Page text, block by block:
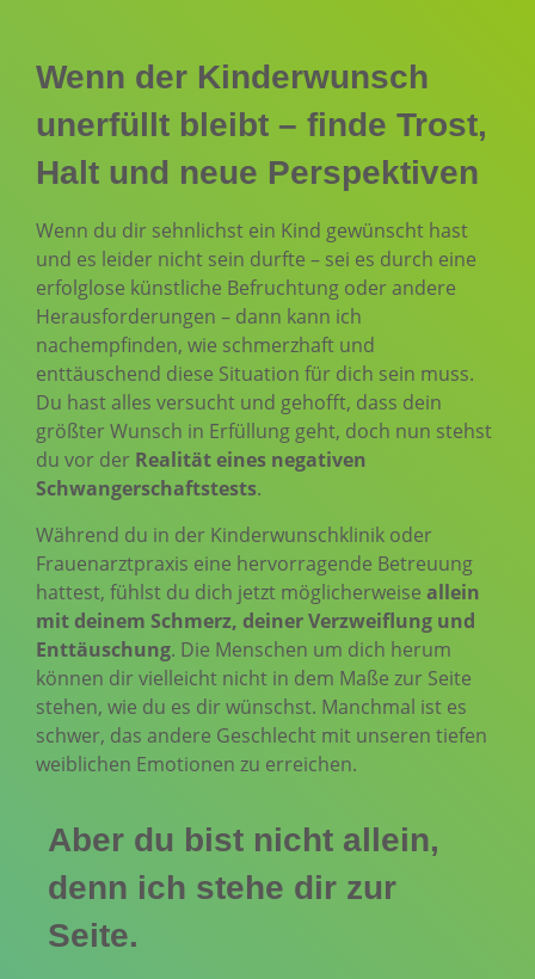
Wenn der Kinderwunsch
unerfüllt bleibt – finde Trost,
Halt und neue Perspektiven
Wenn du dir sehnlichst ein Kind gewünscht hast
und es leider nicht sein durfte – sei es durch eine
erfolglose künstliche Befruchtung oder andere
Herausforderungen – dann kann ich
nachempfinden, wie schmerzhaft und
enttäuschend diese Situation für dich sein muss.
Du hast alles versucht und gehofft, dass dein
größter Wunsch in Erfüllung geht, doch nun stehst
du vor der Realität eines negativen
Schwangerschaftstests.
Während du in der Kinderwunschklinik oder
Frauenarztpraxis eine hervorragende Betreuung
hattest, fühlst du dich jetzt möglicherweise allein
mit deinem Schmerz, deiner Verzweiflung und
Enttäuschung. Die Menschen um dich herum
können dir vielleicht nicht in dem Maße zur Seite
stehen, wie du es dir wünschst. Manchmal ist es
schwer, das andere Geschlecht mit unseren tiefen
weiblichen Emotionen zu erreichen.
Aber du bist nicht allein,
denn ich stehe dir zur
Seite.​